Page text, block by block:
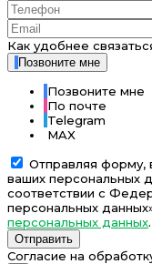
Как удобнее
Позвоните мне
Позвоните мне
По почте
Telegram
MAX
Отправляя форму,
ваших
соответствии с
персональных
персональных данных.
Отправить
Согласие на